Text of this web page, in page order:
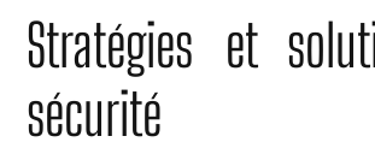
Stratégies et
sécurité